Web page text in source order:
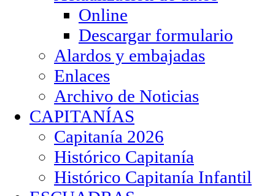
Online
Descargar formulario
Alardos y embajadas
Enlaces
Archivo de Noticias
CAPITANÍAS
Capitanía 2026
Histórico Capitanía
Histórico Capitanía Infantil